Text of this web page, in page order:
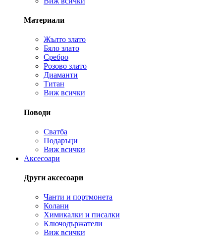
Материали
Жълто злато
Бяло злато
Сребро
Розово злато
Диаманти
Титан
Виж всички
Поводи
Сватба
Подаръци
Виж всички
Аксесоари
Други аксесоари
Чанти и портмонета
Колани
Химикалки и писалки
Ключодържатели
Виж всички